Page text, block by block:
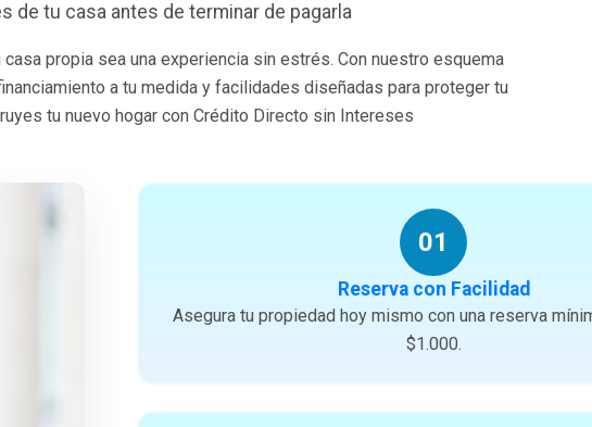
de tu casa antes de terminar de pagarla
propia sea una experiencia sin estrés. Con nuestro esquema
a tu medida y facilidades diseñadas para proteger tu
tu nuevo hogar con Crédito Directo sin Intereses
01
Reserva con Facilidad
Asegura tu propiedad hoy mismo con una reserva
$1.000.